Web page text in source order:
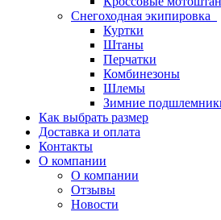
Снегоходная экипировка
Куртки
Штаны
Перчатки
Комбинезоны
Шлемы
Зимние
Как выбрать размер
Доставка и оплата
Контакты
О компании
О компании
Отзывы
Новости